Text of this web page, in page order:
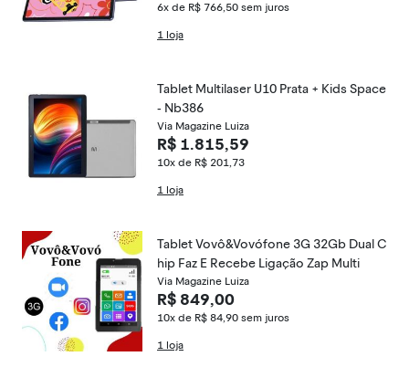
6x de R$ 766,50 sem juros
1 loja
Tablet Multilaser U10 Prata + Kids Space
- Nb386
Via Magazine Luiza
R$ 1.815,59
10x de R$ 201,73
1 loja
Tablet Vovô&Vovófone 3G 32Gb Dual C
hip Faz E Recebe Ligação Zap Multi
Via Magazine Luiza
R$ 849,00
10x de R$ 84,90 sem juros
1 loja